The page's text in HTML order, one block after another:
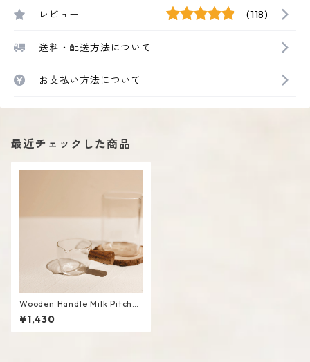
レビュー (118)
送料・配送方法について
お支払い方法について
最近チェックした商品
Wooden Handle Milk Pitcher
/ L
¥1,430